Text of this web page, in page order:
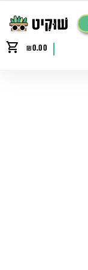
₪0.00